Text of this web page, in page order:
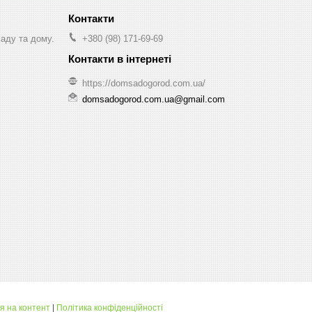
та дому. +380 (98) 171-69-69
https://domsadogorod.com.ua/
domsadogorod.com.ua@gmail.com
на контент | Політика конфіденційності